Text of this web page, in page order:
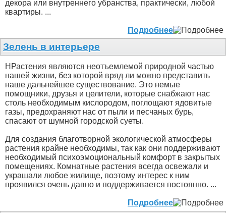
декора или внутреннего убранства, практически, любой
квартиры. ...
Подробнее
Зелень в интерьере
НРастения являются неотъемлемой природной частью
нашей жизни, без которой вряд ли можно представить
наше дальнейшее существование. Это немые
помощники, друзья и целители, которые снабжают нас
столь необходимым кислородом, поглощают ядовитые
газы, предохраняют нас от пыли и песчаных бурь,
спасают от шумной городской суеты.
Для создания благотворной экологической атмосферы
растения крайне необходимы, так как они поддерживают
необходимый психоэмоциональный комфорт в закрытых
помещениях. Комнатные растения всегда освежали и
украшали любое жилище, поэтому интерес к ним
проявился очень давно и поддерживается постоянно. ...
Подробнее